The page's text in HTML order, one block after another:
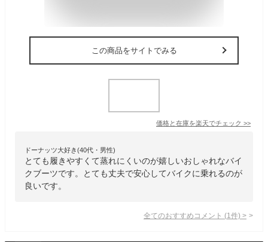
この商品をサイトでみる
価格と在庫を楽天でチェック >>
ドーナッツ大好き(40代・男性)
とても履きやすくて蒸れにくいのが嬉しいおしゃれなバイ
クブーツです。とても丈夫で安心してバイクに乗れるのが
良いです。
全てのおすすめコメント (1 件) >